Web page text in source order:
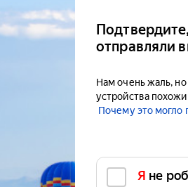
отправляли
Нам очень жаль,
устройства
Почему это могло
Я не